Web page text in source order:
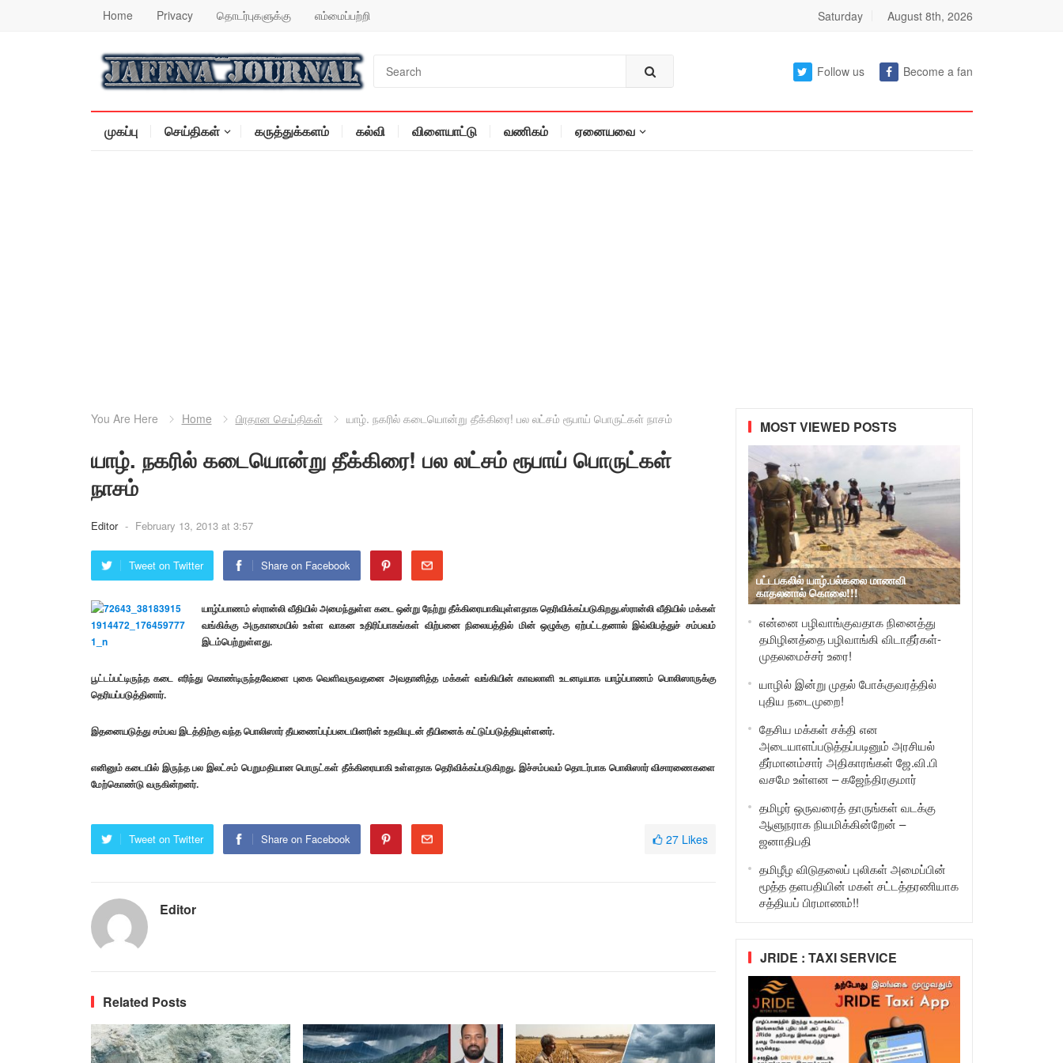
Home Privacy தொடர்புகளுக்கு எம்மைப்பற்றி Saturday August 8th, 2026
Follow us Become a fan
முகப்பு செய்திகள் கருத்துக்களம் கல்வி விளையாட்டு வணிகம் ஏனையவை
You Are Here Home பிரதான செய்திகள் யாழ். நகரில் கடையொன்று தீக்கிரை! பல லட்சம் ரூபாய் பொருட்கள் நாசம்
யாழ். நகரில் கடையொன்று தீக்கிரை! பல லட்சம் ரூபாய் பொருட்கள்
நாசம்
Editor - February 13, 2013 at 3:57
Tweet on Twitter Share on Facebook
யாழ்ப்பாணம் ஸ்ரான்லி வீதியில் அமைந்துள்ள கடை ஒன்று நேற்று தீக்கிரையாகியுள்ளதாக தெரிவிக்கப்படுகிறது.ஸ்ரான்லி வீதியில் மக்கள்
வங்கிக்கு அருகாமையில் உள்ள வாகன உதிரிப்பாகங்கள் விற்பனை நிலையத்தில் மின் ஒழுக்கு ஏற்பட்டதனால் இவ்விபத்துச் சம்பவம்
இடம்பெற்றுள்ளது.
பூட்டப்பட்டிருந்த கடை எரிந்து கொண்டிருந்தவேளை புகை வெளிவருவதனை அவதானித்த மக்கள் வங்கியின் காவலாளி உடனடியாக யாழ்ப்பாணம் பொலிஸாருக்கு
தெரியப்படுத்தினார்.
இதனையடுத்து சம்பவ இடத்திற்கு வந்த பொலிஸார் தீயணைப்புப்படையினரின் உதவியுடன் தீயினைக் கட்டுப்படுத்தியுள்ளனர்.
எனினும் கடையில் இருந்த பல இலட்சம் பெறுமதியான பொருட்கள் தீக்கிரையாகி உள்ளதாக தெரிவிக்கப்படுகிறது. இச்சம்பவம் தொடர்பாக பொலிஸார் விசாரணைகளை
மேற்கொண்டு வருகின்றனர்.
Tweet on Twitter Share on Facebook 27 Likes
Editor
Related Posts
MOST VIEWED POSTS
பட்டபகலில் யாழ்.பல்கலை மாணவி
காதலனால் கொலை!!!
என்னை பழிவாங்குவதாக நினைத்து
தமிழினத்தை பழிவாங்கி விடாதீர்கள்-
முதலமைச்சர் உரை!
யாழில் இன்று முதல் போக்குவரத்தில்
புதிய நடைமுறை!
தேசிய மக்கள் சக்தி என
அடையாளப்படுத்தப்படினும் அரசியல்
தீர்மானம்சார் அதிகாரங்கள் ஜே.வி.பி
வசமே உள்ளன – கஜேந்திரகுமார்
தமிழர் ஒருவரைத் தாருங்கள் வடக்கு
ஆளுநராக நியமிக்கின்றேன் –
ஜனாதிபதி
தமிழீழ விடுதலைப் புலிகள் அமைப்பின்
மூத்த தளபதியின் மகள் சட்டத்தரணியாக
சத்தியப் பிரமாணம்!!
JRIDE : TAXI SERVICE